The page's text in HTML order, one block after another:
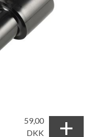
59,00
DKK
+